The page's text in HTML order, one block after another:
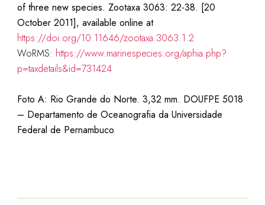
of three new species. Zootaxa 3063: 22-38. [20
October 2011], available online at
https://doi.org/10.11646/zootaxa.3063.1.2
WoRMS: https://www.marinespecies.org/aphia.php?
p=taxdetails&id=731424
Foto A: Rio Grande do Norte. 3,32 mm. DOUFPE 5018
– Departamento de Oceanografia da Universidade
Federal de Pernambuco